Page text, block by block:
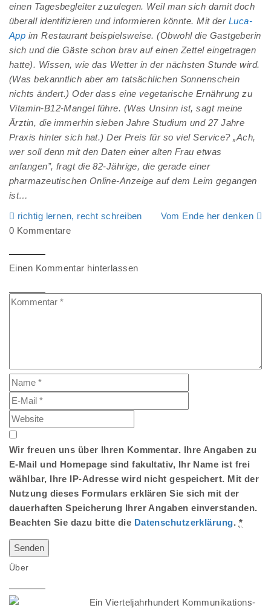
einen Tagesbegleiter zuzulegen. Weil man sich damit doch
überall identifizieren und informieren könnte. Mit der Luca-
App im Restaurant beispielsweise. (Obwohl die Gastgeberin
sich und die Gäste schon brav auf einen Zettel eingetragen
hatte). Wissen, wie das Wetter in der nächsten Stunde wird.
(Was bekanntlich aber am tatsächlichen Sonnenschein
nichts ändert.) Oder dass eine vegetarische Ernährung zu
Vitamin-B12-Mangel führe. (Was Unsinn ist, sagt meine
Ärztin, die immerhin sieben Jahre Studium und 27 Jahre
Praxis hinter sich hat.) Der Preis für so viel Service? „Ach,
wer soll denn mit den Daten einer alten Frau etwas
anfangen”, fragt die 82-Jährige, die gerade einer
pharmazeutischen Online-Anzeige auf dem Leim gegangen
ist…
richtig lernen, recht schreiben
Vom Ende her denken
0 Kommentare
Einen Kommentar hinterlassen
Wir freuen uns über Ihren Kommentar. Ihre Angaben zu
E-Mail und Homepage sind fakultativ, Ihr Name ist frei
wählbar, Ihre IP-Adresse wird nicht gespeichert. Mit der
Nutzung dieses Formulars erklären Sie sich mit der
dauerhaften Speicherung Ihrer Angaben einverstanden.
Beachten Sie dazu bitte die Datenschutzerklärung. *
Über
Ein Vierteljahrhundert Kommunikations-